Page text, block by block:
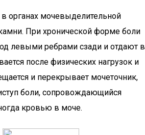
органах мочевыделительной
При хронической форме боли
левыми ребрами сзади и отдают в
после физических нагрузок и
и перекрывает мочеточник,
боли, сопровождающийся
кровью в моче.